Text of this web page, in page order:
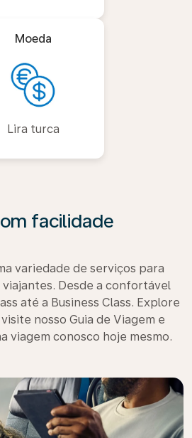
Moeda
Lira turca
facilidade
variedade de serviços para
Desde a confortável
até a Business Class. Explore
nosso Guia de Viagem e
viagem conosco hoje mesmo.